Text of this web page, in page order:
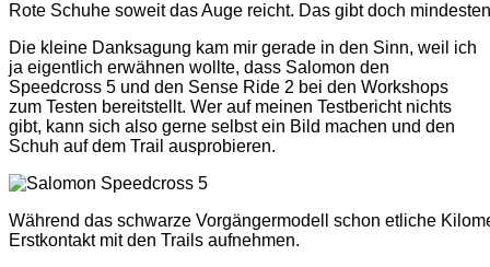
Rote Schuhe soweit das Auge reicht. Das gibt doch
Die kleine Danksagung kam mir gerade in den Sinn, weil ich
ja eigentlich erwähnen wollte, dass Salomon den
Speedcross 5 und den Sense Ride 2 bei den Workshops
zum Testen bereitstellt. Wer auf meinen Testbericht nichts
gibt, kann sich also gerne selbst ein Bild machen und den
Schuh auf dem Trail ausprobieren.
Während das schwarze Vorgängermodell schon etliche
Erstkontakt mit den Trails aufnehmen.